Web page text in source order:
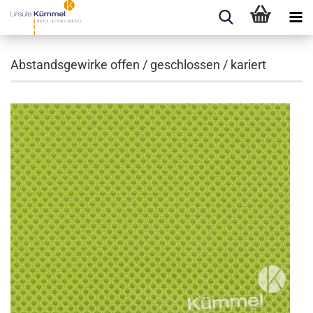
Abstandsgewirke offen / geschlossen / kariert